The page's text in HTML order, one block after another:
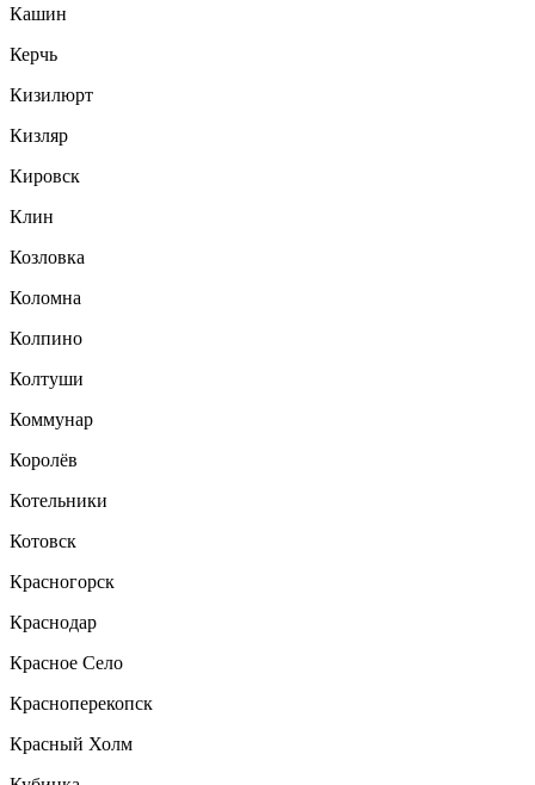
Кашин
Керчь
Кизилюрт
Кизляр
Кировск
Клин
Козловка
Коломна
Колпино
Колтуши
Коммунар
Королёв
Котельники
Котовск
Красногорск
Краснодар
Красное Село
Красноперекопск
Красный Холм